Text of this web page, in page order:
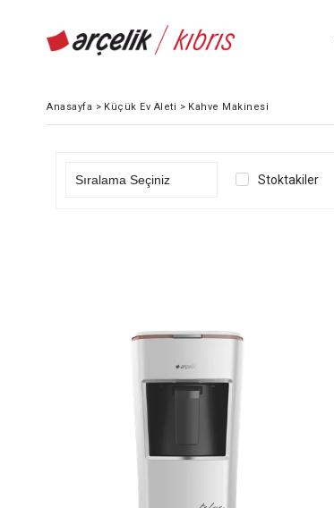
Anasayfa > Küçük Ev Aleti > Kahve Makinesi
Stoktakiler